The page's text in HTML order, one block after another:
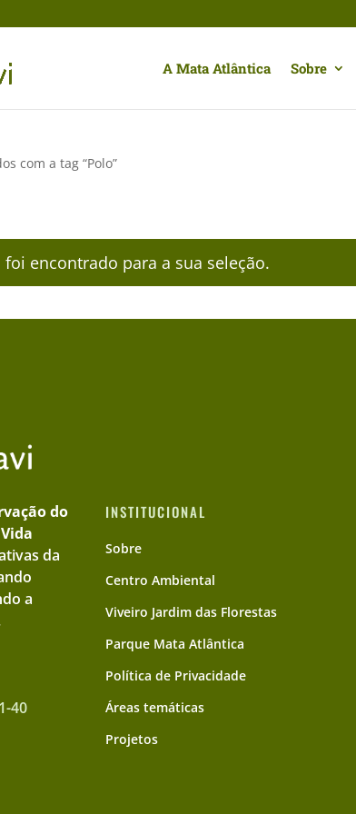
A Mata Atlântica Sobre
com a tag “Polo”
encontrado para a sua seleção.
do
da
a
40
INSTITUCIONAL
Sobre
Centro Ambiental
Viveiro Jardim das Florestas
Parque Mata Atlântica
Política de Privacidade
Áreas temáticas
Projetos